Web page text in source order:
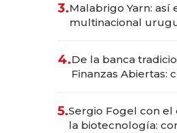
anticipación y
3.Malabrigo Yarn: así
multinacional
4.De la banca
Finanzas Abiertas:
5.Sergio Fogel con el
la biotecnología: